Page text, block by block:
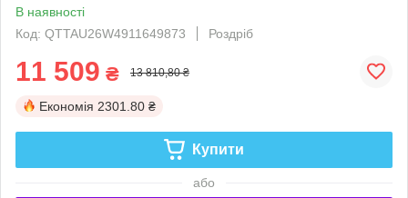
В наявності
Код: QTTAU26W4911649873
Роздріб
11 509 ₴ 13 810,80 ₴
Економія 2301.80 ₴
Купити
або